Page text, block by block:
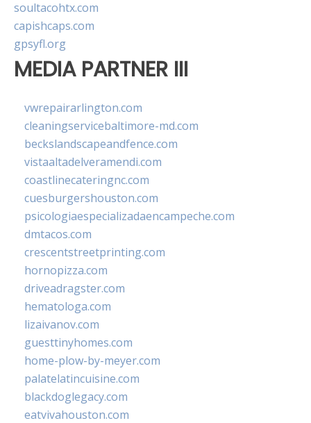
soultacohtx.com
capishcaps.com
gpsyfl.org
MEDIA PARTNER III
vwrepairarlington.com
cleaningservicebaltimore-md.com
beckslandscapeandfence.com
vistaaltadelveramendi.com
coastlinecateringnc.com
cuesburgershouston.com
psicologiaespecializadaencampeche.com
dmtacos.com
crescentstreetprinting.com
hornopizza.com
driveadragster.com
hematologa.com
lizaivanov.com
guesttinyhomes.com
home-plow-by-meyer.com
palatelatincuisine.com
blackdoglegacy.com
eatvivahouston.com